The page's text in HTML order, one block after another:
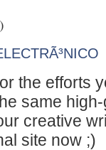
the efforts
same
creative
site now ;)